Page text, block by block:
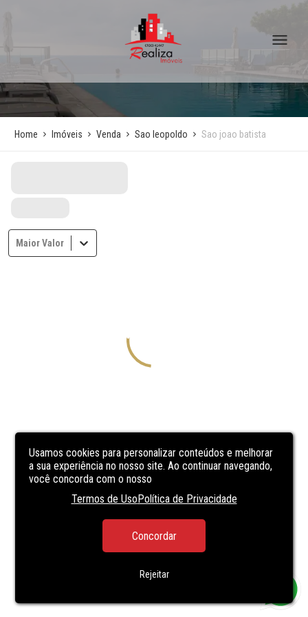
Usamos cookies para personalizar conteúdos e melhorar
a sua experiência no nosso site. Ao continuar navegando,
você concorda com o nosso
Termos de UsoPolítica de Privacidade
Concordar
Rejeitar
Home Imóveis Venda Sao leopoldo Sao joao batista
Maior Valor